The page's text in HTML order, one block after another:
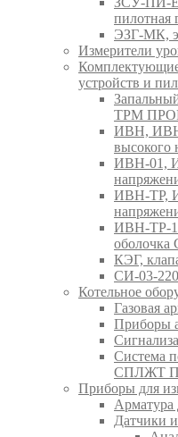
ЭЗГ-МК,
Измерители
устройств и
ТРМ
ИВН,
ИВН-01,
ИВН-ТР,
ИВН-ТР-
КЭГ,
СИ-03-
Котельное
Газовая
Приборы
Система
СПЛЖТ
Приборы для
Датчики